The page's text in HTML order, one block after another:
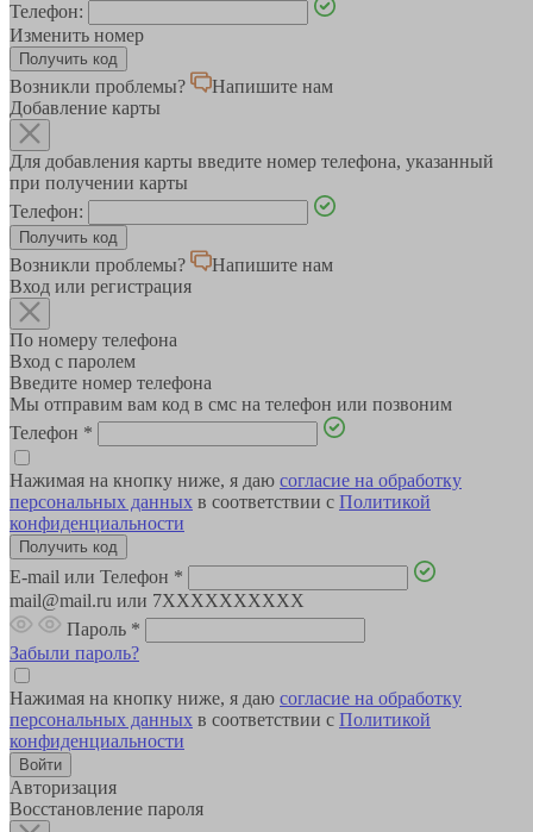
Телефон:
Изменить номер
Возникли проблемы?
Напишите нам
Добавление карты
Для добавления карты введите номер телефона, указанный
при получении карты
Телефон:
Возникли проблемы?
Напишите нам
Вход или регистрация
По номеру телефона
Вход с паролем
Введите номер телефона
Мы отправим вам код в смс на телефон или позвоним
Телефон *
Нажимая на кнопку ниже, я даю согласие на обработку
персональных данных в соответствии с Политикой
конфиденциальности
E-mail или Телефон *
mail@mail.ru или 7XXXXXXXXXX
Пароль *
Забыли пароль?
Нажимая на кнопку ниже, я даю согласие на обработку
персональных данных в соответствии с Политикой
конфиденциальности
Авторизация
Восстановление пароля